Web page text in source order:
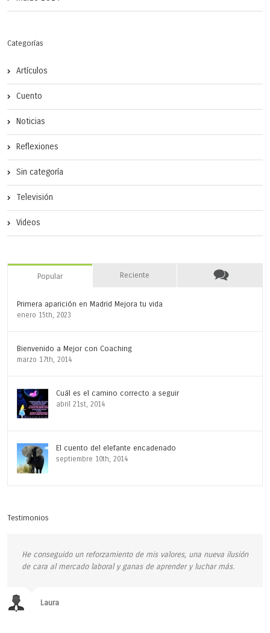
Categorías
Artículos
Cuento
Noticias
Reflexiones
Sin categoría
Televisión
Videos
Popular Reciente
Primera aparición en Madrid Mejora tu vida
enero 15th, 2023
Bienvenido a Mejor con Coaching
marzo 17th, 2014
Cuál es el camino correcto a seguir
abril 21st, 2014
El cuento del elefante encadenado
septiembre 10th, 2014
Testimonios
He conseguido un reforzamiento de mis valores, una nueva ilusión
de cara al mercado laboral y ganas de aprender y luchar más.
Laura